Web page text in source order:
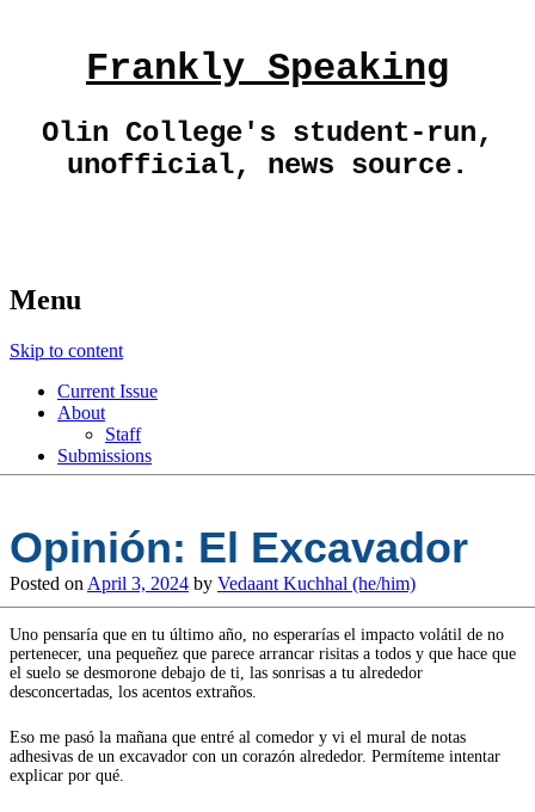
Frankly Speaking
Olin College's student-run,
unofficial, news source.
Menu
Skip to content
Current Issue
About
Staff
Submissions
Opinión: El Excavador
Posted on April 3, 2024 by Vedaant Kuchhal (he/him)
Uno pensaría que en tu último año, no esperarías el impacto volátil de no
pertenecer, una pequeñez que parece arrancar risitas a todos y que hace que
el suelo se desmorone debajo de ti, las sonrisas a tu alrededor
desconcertadas, los acentos extraños.
Eso me pasó la mañana que entré al comedor y vi el mural de notas
adhesivas de un excavador con un corazón alrededor. Permíteme intentar
explicar por qué.